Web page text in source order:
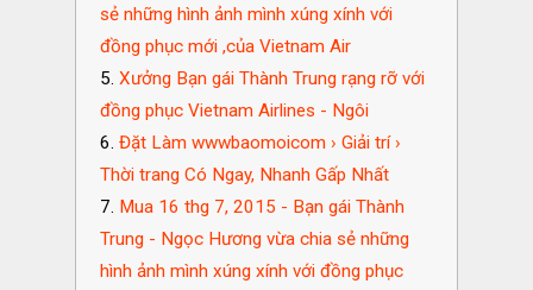
sẻ những hình ảnh mình xúng xính với
đồng phục mới ,của Vietnam Air
Xưởng Bạn gái Thành Trung rạng rỡ với
đồng phục Vietnam Airlines - Ngôi
Đặt Làm wwwbaomoicom › Giải trí ›
Thời trang Có Ngay, Nhanh Gấp Nhất
Mua 16 thg 7, 2015 - Bạn gái Thành
Trung - Ngọc Hương vừa chia sẻ những
hình ảnh mình xúng xính với đồng phục